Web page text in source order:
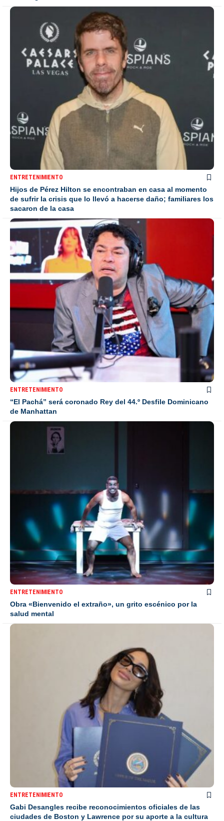
ENTRETENIMIENTO
Hijos de Pérez Hilton se encontraban en casa al momento
de sufrir la crisis que lo llevó a hacerse daño; familiares los
sacaron de la casa
ENTRETENIMIENTO
“El Pachá” será coronado Rey del 44.º Desfile Dominicano
de Manhattan
ENTRETENIMIENTO
Obra «Bienvenido el extraño», un grito escénico por la
salud mental
ENTRETENIMIENTO
Gabi Desangles recibe reconocimientos oficiales de las
ciudades de Boston y Lawrence por su aporte a la cultura